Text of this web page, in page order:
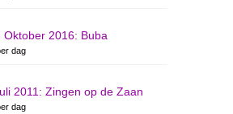
Oktober 2016: Buba
dag
2011: Zingen op de Zaan
dag